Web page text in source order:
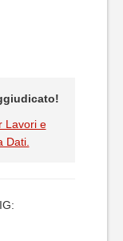
Lavori e
Dati.